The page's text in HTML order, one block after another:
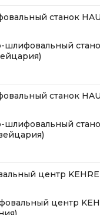
станок
станок
центр